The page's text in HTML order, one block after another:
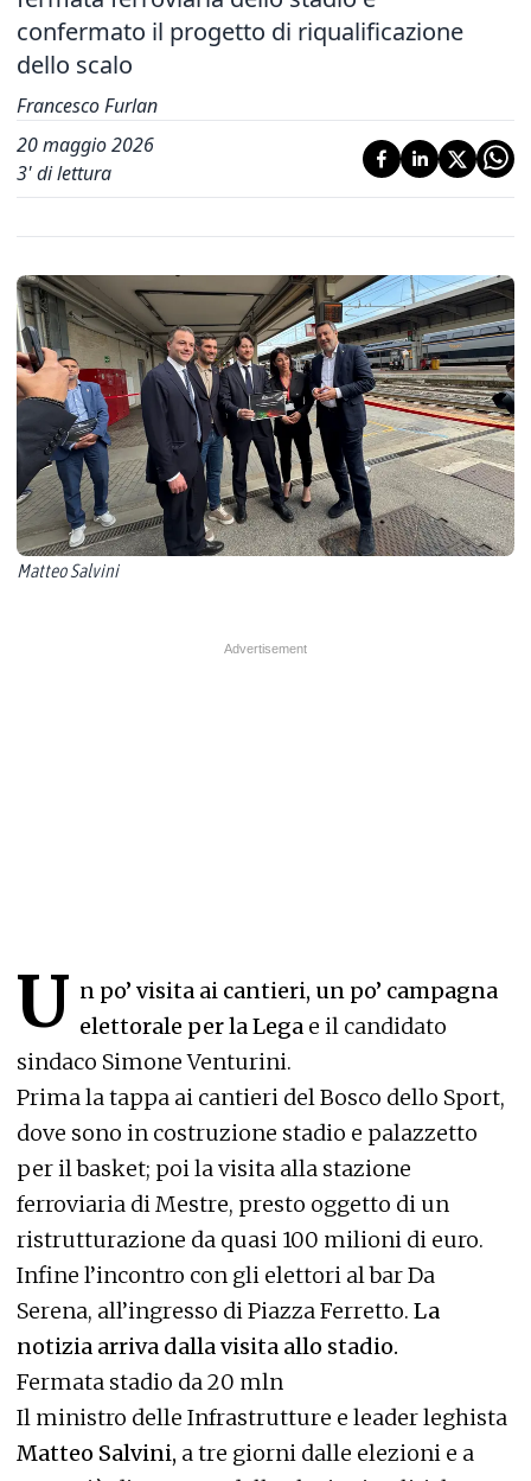
confermato il progetto di riqualificazione
dello scalo
Francesco Furlan
20 maggio 2026
3' di lettura
Matteo Salvini
U n po’ visita ai cantieri, un po’ campagna
elettorale per la Lega e il candidato
sindaco Simone Venturini.
Prima la tappa ai cantieri del Bosco dello Sport,
dove sono in costruzione stadio e palazzetto
per il basket; poi la visita alla stazione
ferroviaria di Mestre, presto oggetto di un
ristrutturazione da quasi 100 milioni di euro.
Infine l’incontro con gli elettori al bar Da
Serena, all’ingresso di Piazza Ferretto. La
notizia arriva dalla visita allo stadio.
Fermata stadio da 20 mln
Il ministro delle Infrastrutture e leader leghista
Matteo Salvini, a tre giorni dalle elezioni e a